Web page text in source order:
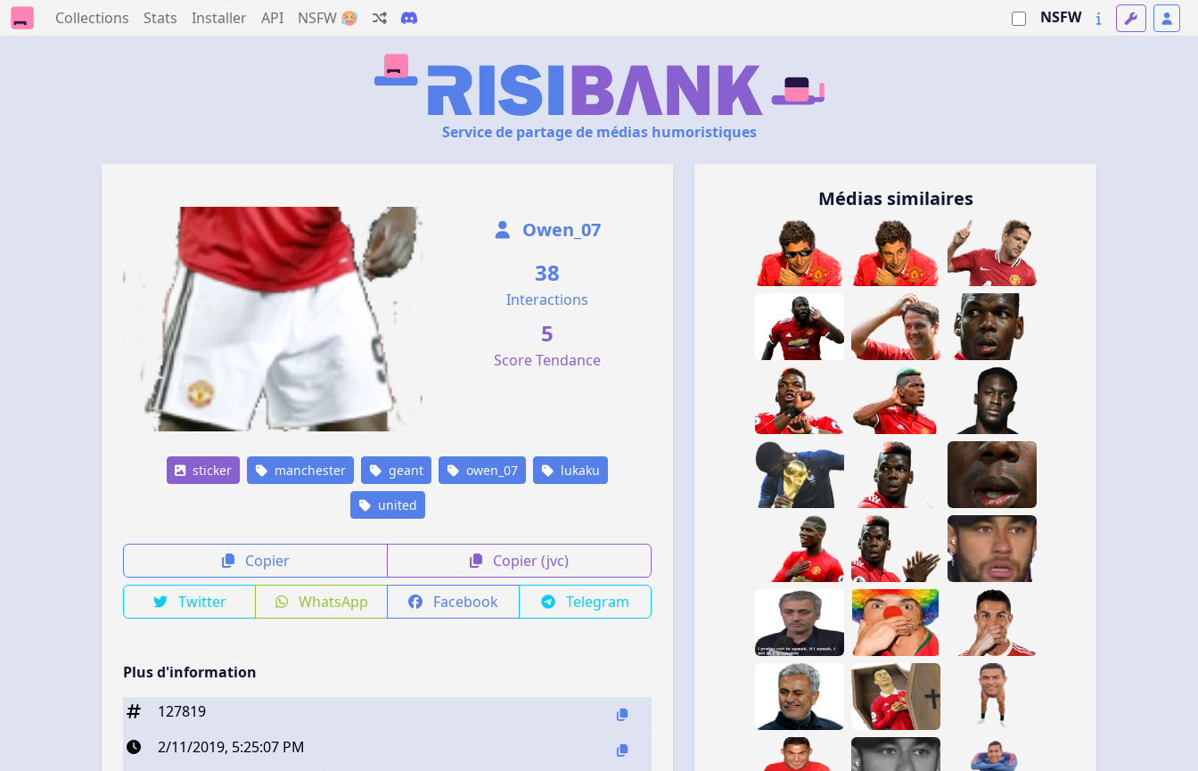
Collections Stats Installer API NSFW 🥵 NSFW
Service de partage de médias humoristiques
Owen_07
38
Interactions
5
Score Tendance
sticker manchester geant owen_07 lukaku
united
Copier Copier (jvc)
Twitter WhatsApp Facebook Telegram
Plus d'information
127819
2/11/2019, 5:25:07 PM
Médias similaires